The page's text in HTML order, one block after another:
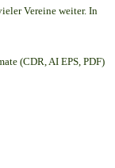
Vereine weiter. In
(CDR, AI EPS, PDF)